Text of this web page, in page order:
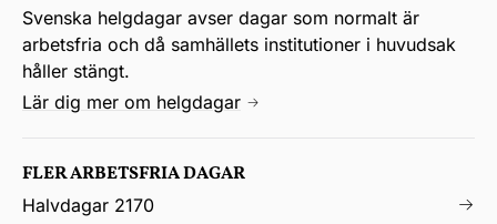
Svenska helgdagar avser dagar som normalt är
arbetsfria och då samhällets institutioner i huvudsak
håller stängt.
Lär dig mer om helgdagar
FLER ARBETSFRIA DAGAR
Halvdagar 2170